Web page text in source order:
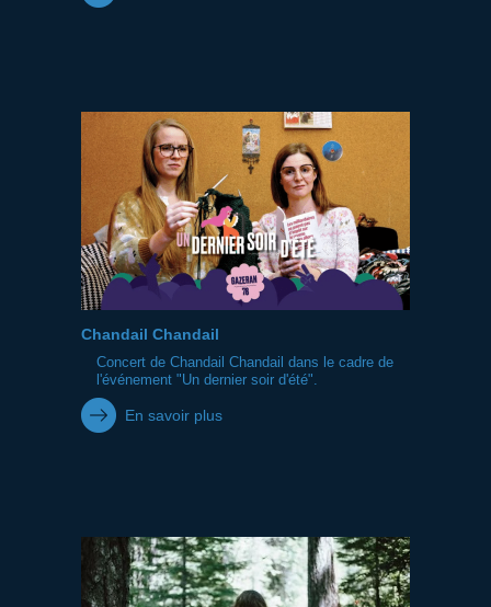
Chandail Chandail
Concert de Chandail Chandail dans le cadre de
l'événement "Un dernier soir d'été".
En savoir plus